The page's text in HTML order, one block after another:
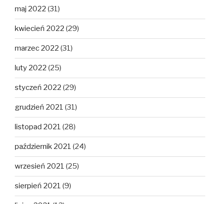
maj 2022 (31)
kwiecień 2022 (29)
marzec 2022 (31)
luty 2022 (25)
styczeń 2022 (29)
grudzień 2021 (31)
listopad 2021 (28)
październik 2021 (24)
wrzesień 2021 (25)
sierpień 2021 (9)